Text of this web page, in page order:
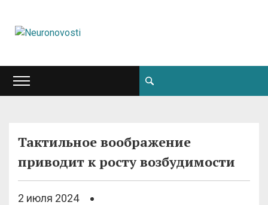
Тактильное воображение
приводит к росту возбудимости
2 июля 2024